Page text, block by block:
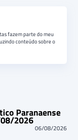
fazem parte do meu
conteúdo sobre o
Paranaense
2026
06/08/2026